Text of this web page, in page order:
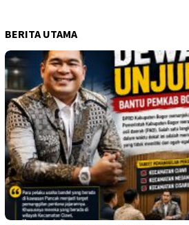
BERITA UTAMA